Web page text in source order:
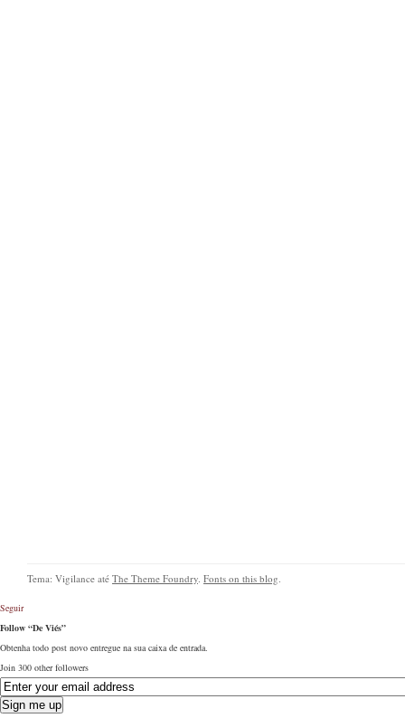
Tema: Vigilance até The Theme Foundry. Fonts on this blog.
Seguir
Follow “De Viés”
Obtenha todo post novo entregue na sua caixa de entrada.
Join 300 other followers